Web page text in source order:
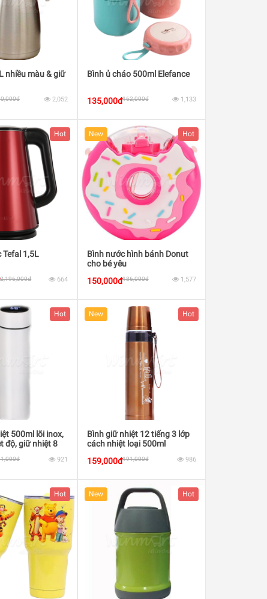
nhiều màu & giữ
2,052
Bình ủ cháo 500ml Elefance
135,000đ162,000đ 1,133
Hot
Tefal 1,5L
2,196,000đ 664
New Hot
Bình nước hình bánh Donut
cho bé yêu
150,000đ186,000đ 1,577
Hot
500ml lõi inox,
độ, giữ nhiệt 8
921
New Hot
Bình giữ nhiệt 12 tiếng 3 lớp
cách nhiệt loại 500ml
159,000đ191,000đ 986
Hot New Hot